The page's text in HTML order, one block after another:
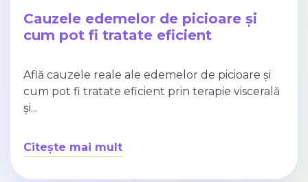
Cauzele edemelor de picioare și
cum pot fi tratate eficient
Află cauzele reale ale edemelor de picioare și
cum pot fi tratate eficient prin terapie viscerală
și...
Citește mai mult